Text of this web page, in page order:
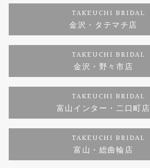
婚約ネックレス
ダイヤモンド
ジュエリーリフォーム
プロポーズサポート
ブランドリスト
福井指輪工房｜手作りペアリング
福井指輪工房｜手作り結婚指輪 and 婚約指輪
福井工房｜手作り婚約指輪プロポーズプラン
お客様の声
プライバシーポリシー
TAKEUCHI BRIDAL
金沢・タテマチ店
TAKEUCHI BRIDAL
金沢・野々市店
TAKEUCHI BRIDAL
富山インター・二口町店
TAKEUCHI BRIDAL
富山・総曲輪店